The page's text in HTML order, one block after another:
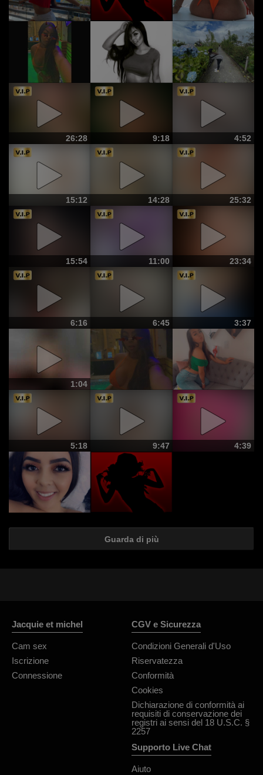
26:28 9:18 4:52
15:12 14:28 25:32
15:54 11:00 23:34
6:16 6:45 3:37
1:04
5:18 9:47 4:39
Guarda di più
Jacquie et michel
Cam sex
Iscrizione
Connessione
CGV e Sicurezza
Condizioni Generali d'Uso
Riservatezza
Conformità
Cookies
Dichiarazione di conformità ai
requisiti di conservazione dei
registri ai sensi del 18 U.S.C. §
2257
Supporto Live Chat
Aiuto